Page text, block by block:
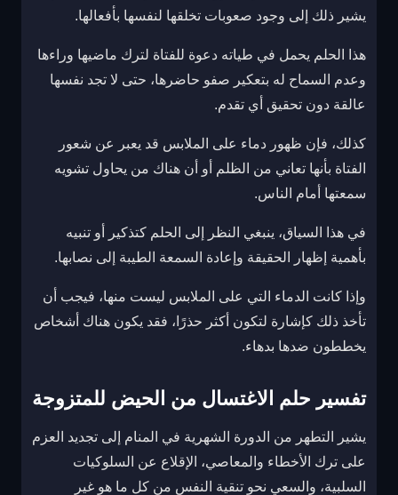
يشير ذلك إلى وجود صعوبات تخلقها لنفسها بأفعالها.
هذا الحلم يحمل في طياته دعوة للفتاة لترك ماضيها وراءها
وعدم السماح له بتعكير صفو حاضرها، حتى لا تجد نفسها
عالقة دون تحقيق أي تقدم.
كذلك، فإن ظهور دماء على الملابس قد يعبر عن شعور
الفتاة بأنها تعاني من الظلم أو أن هناك من يحاول تشويه
سمعتها أمام الناس.
في هذا السياق، ينبغي النظر إلى الحلم كتذكير أو تنبيه
بأهمية إظهار الحقيقة وإعادة السمعة الطيبة إلى نصابها.
وإذا كانت الدماء التي على الملابس ليست منها، فيجب أن
تأخذ ذلك كإشارة لتكون أكثر حذرًا، فقد يكون هناك أشخاص
يخططون ضدها بدهاء.
تفسير حلم الاغتسال من الحيض للمتزوجة
يشير التطهر من الدورة الشهرية في المنام إلى تجديد العزم
على ترك الأخطاء والمعاصي، الإقلاع عن السلوكيات
السلبية، والسعي نحو تنقية النفس من كل ما هو غير